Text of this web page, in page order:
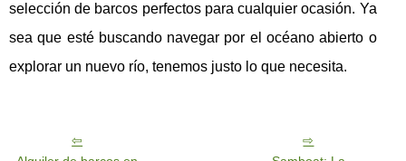
selección de barcos perfectos para cualquier ocasión. Ya
sea que esté buscando navegar por el océano abierto o
explorar un nuevo río, tenemos justo lo que necesita.